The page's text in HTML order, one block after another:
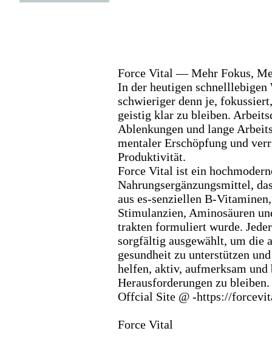
Force Vital — Mehr Fokus,
In der heutigen schnelllebigen
schwieriger denn je, fokussiert,
geistig klar zu bleiben.
Ablenkungen und lange
mentaler Erschöpfung und
Produktivität.
Force Vital ist ein
Nahrungsergänzungsmittel,
aus es-senziellen B-Vitaminen,
Stimulanzien, Aminosäuren
trakten formuliert wurde.
sorgfältig ausgewählt, um die
gesundheit zu unterstützen
helfen, aktiv, aufmerksam
Herausforderungen zu bleiben.
Offcial Site @ -https://
Force Vital